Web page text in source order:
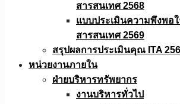
สารสนเทศ 2568
แบบประเมินความพึงพอ
สารสนเทศ 2569
สรุปผลการประเมินคุณ ITA
หน่วยงานภายใน
ฝ่ายบริหารทรัพยากร
งานบริหารทั่วไป